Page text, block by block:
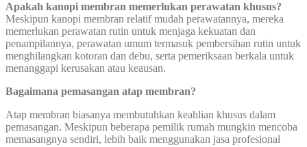
Apakah kanopi membran memerlukan perawatan khusus?
Meskipun kanopi membran relatif mudah perawatannya, mereka
memerlukan perawatan rutin untuk menjaga kekuatan dan
penampilannya, perawatan umum termasuk pembersihan rutin untuk
menghilangkan kotoran dan debu, serta pemeriksaan berkala untuk
menanggapi kerusakan atau keausan.
Bagaimana pemasangan atap membran?
Atap membran biasanya membutuhkan keahlian khusus dalam
pemasangan. Meskipun beberapa pemilik rumah mungkin mencoba
memasangnya sendiri, lebih baik menggunakan jasa profesional